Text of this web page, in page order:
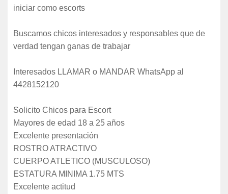
iniciar como escorts
Buscamos chicos interesados y responsables que de
verdad tengan ganas de trabajar
Interesados LLAMAR o MANDAR WhatsApp al
4428152120
Solicito Chicos para Escort
Mayores de edad 18 a 25 años
Excelente presentación
ROSTRO ATRACTIVO
CUERPO ATLETICO (MUSCULOSO)
ESTATURA MINIMA 1.75 MTS
Excelente actitud